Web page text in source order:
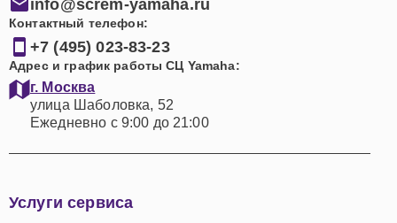
info@screm-yamaha.ru
Контактный телефон:
+7 (495) 023-83-23
Адрес и график работы СЦ Yamaha:
г. Москва
улица Шаболовка, 52
Ежедневно с 9:00 до 21:00
Услуги сервиса